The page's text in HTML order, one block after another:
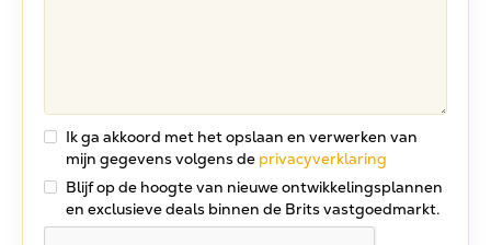
Ik ga akkoord met het opslaan en verwerken van
mijn gegevens volgens de privacyverklaring
Blijf op de hoogte van nieuwe ontwikkelingsplannen
en exclusieve deals binnen de Brits vastgoedmarkt.